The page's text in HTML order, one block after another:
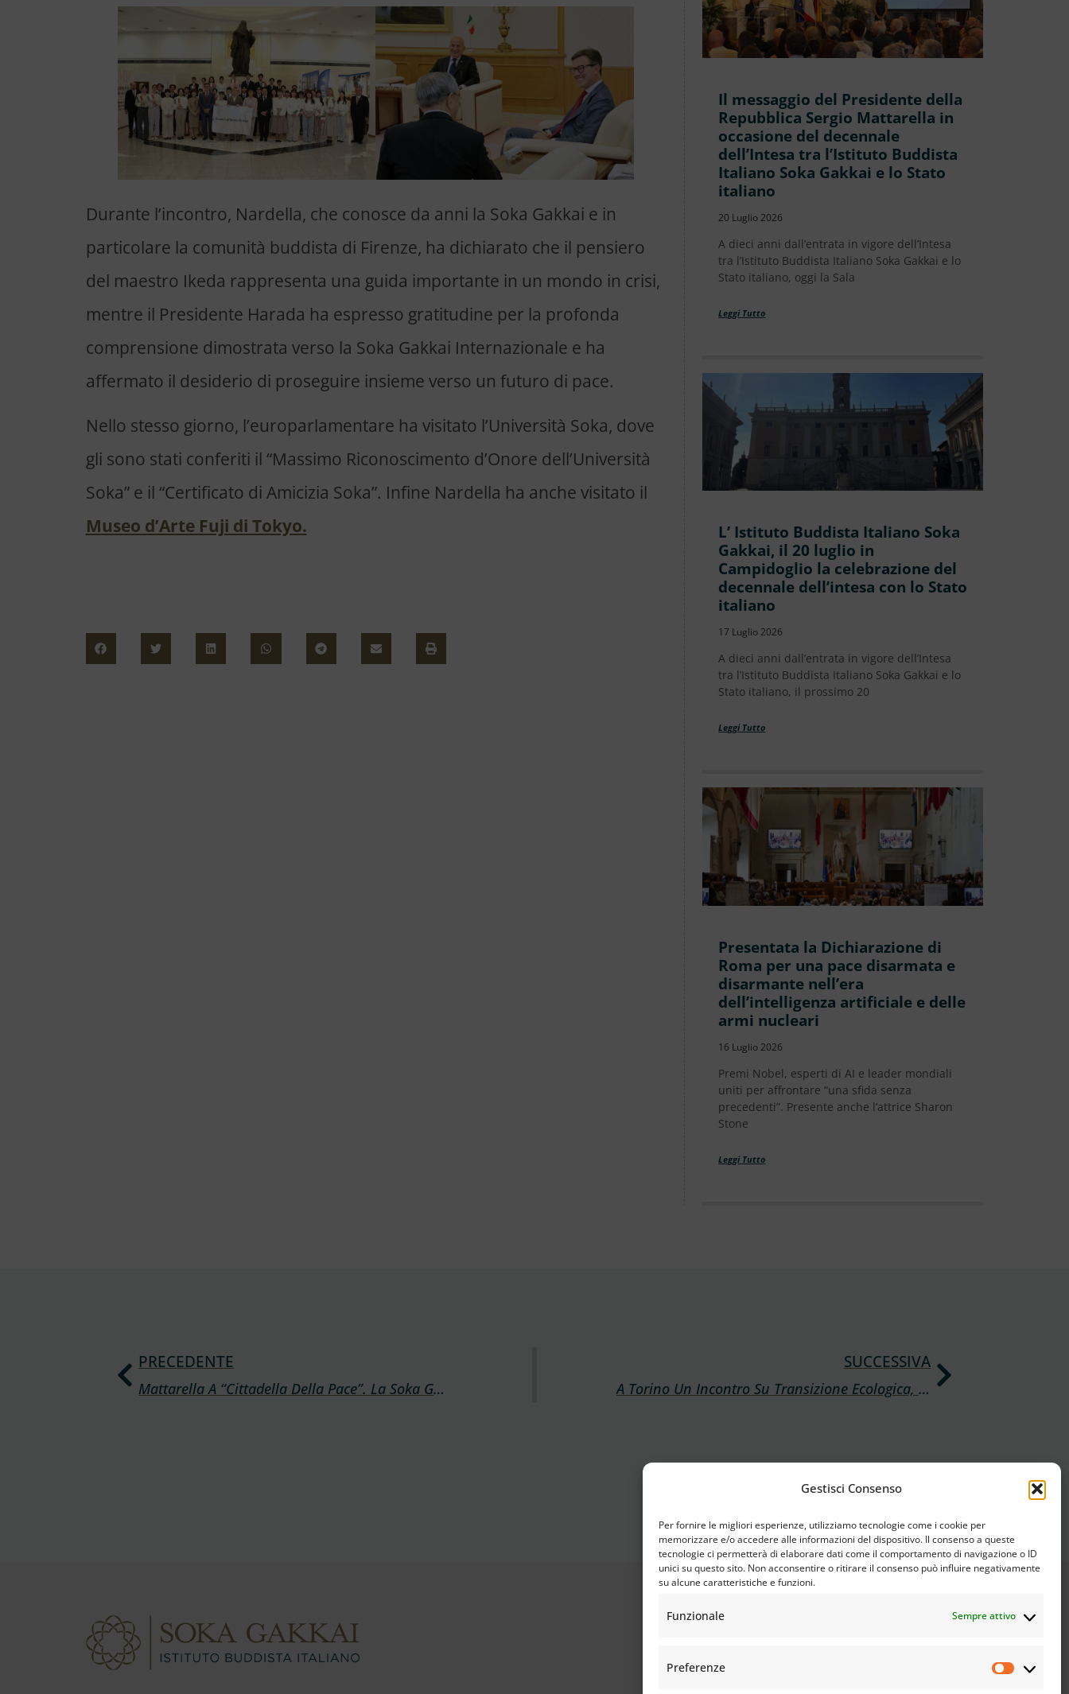
Gestisci Consenso
Per fornire le migliori esperienze, utilizziamo tecnologie come i cookie per
memorizzare e/o accedere alle informazioni del dispositivo. Il consenso a queste
tecnologie ci permetterà di elaborare dati come il comportamento di navigazione o ID
unici su questo sito. Non acconsentire o ritirare il consenso può influire negativamente
su alcune caratteristiche e funzioni.
Funzionale Sempre attivo
Preferenze
Durante l’incontro, Nardella, che conosce da anni la Soka Gakkai e in
particolare la comunità buddista di Firenze, ha dichiarato che il pensiero
del maestro Ikeda rappresenta una guida importante in un mondo in crisi,
mentre il Presidente Harada ha espresso gratitudine per la profonda
comprensione dimostrata verso la Soka Gakkai Internazionale e ha
affermato il desiderio di proseguire insieme verso un futuro di pace.
Nello stesso giorno, l’europarlamentare ha visitato l’Università Soka, dove
gli sono stati conferiti il “Massimo Riconoscimento d’Onore dell’Università
Soka” e il “Certificato di Amicizia Soka”. Infine Nardella ha anche visitato il
Museo d’Arte Fuji di Tokyo.
Il messaggio del Presidente della
Repubblica Sergio Mattarella in
occasione del decennale
dell’Intesa tra l’Istituto Buddista
Italiano Soka Gakkai e lo Stato
italiano
20 Luglio 2026
A dieci anni dall’entrata in vigore dell’Intesa
tra l’Istituto Buddista Italiano Soka Gakkai e lo
Stato italiano, oggi la Sala
Leggi Tutto
L’ Istituto Buddista Italiano Soka
Gakkai, il 20 luglio in
Campidoglio la celebrazione del
decennale dell’intesa con lo Stato
italiano
17 Luglio 2026
A dieci anni dall’entrata in vigore dell’Intesa
tra l’Istituto Buddista Italiano Soka Gakkai e lo
Stato italiano, il prossimo 20
Leggi Tutto
Presentata la Dichiarazione di
Roma per una pace disarmata e
disarmante nell’era
dell’intelligenza artificiale e delle
armi nucleari
16 Luglio 2026
Premi Nobel, esperti di AI e leader mondiali
uniti per affrontare “una sfida senza
precedenti”. Presente anche l’attrice Sharon
Stone
Leggi Tutto
PRECEDENTE
Mattarella A “Cittadella Della Pace”. La Soka Gakkai Italiana In Sostegno Di Rondine
SUCCESSIVA
A Torino Un Incontro Su Transizione Ecologica, Futuro Dell’umanità Ed Economia Civile